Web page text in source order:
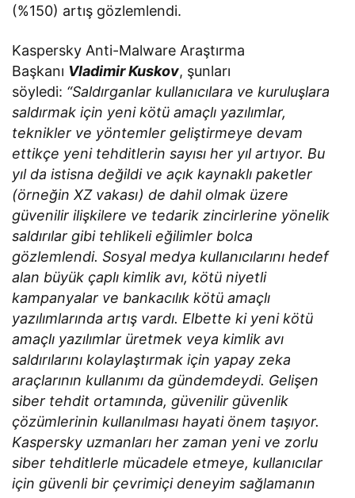
(%150) artış gözlemlendi.
Kaspersky Anti-Malware Araştırma
Başkanı Vladimir Kuskov, şunları
söyledi: “Saldırganlar kullanıcılara ve kuruluşlara
saldırmak için yeni kötü amaçlı yazılımlar,
teknikler ve yöntemler geliştirmeye devam
ettikçe yeni tehditlerin sayısı her yıl artıyor. Bu
yıl da istisna değildi ve açık kaynaklı paketler
(örneğin XZ vakası) de dahil olmak üzere
güvenilir ilişkilere ve tedarik zincirlerine yönelik
saldırılar gibi tehlikeli eğilimler bolca
gözlemlendi. Sosyal medya kullanıcılarını hedef
alan büyük çaplı kimlik avı, kötü niyetli
kampanyalar ve bankacılık kötü amaçlı
yazılımlarında artış vardı. Elbette ki yeni kötü
amaçlı yazılımlar üretmek veya kimlik avı
saldırılarını kolaylaştırmak için yapay zeka
araçlarının kullanımı da gündemdeydi. Gelişen
siber tehdit ortamında, güvenilir güvenlik
çözümlerinin kullanılması hayati önem taşıyor.
Kaspersky uzmanları her zaman yeni ve zorlu
siber tehditlerle mücadele etmeye, kullanıcılar
için güvenli bir çevrimiçi deneyim sağlamanın